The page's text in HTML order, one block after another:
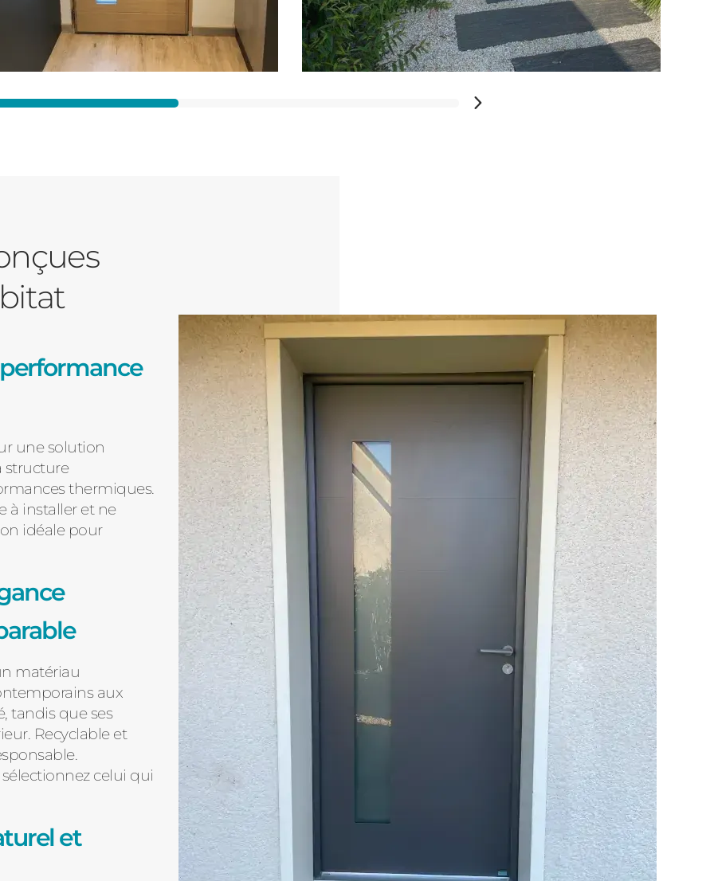
performance
une solution
structure
thermiques.
à installer et ne
idéale pour
matériau
aux
tandis que ses
Recyclable et
celui qui
et